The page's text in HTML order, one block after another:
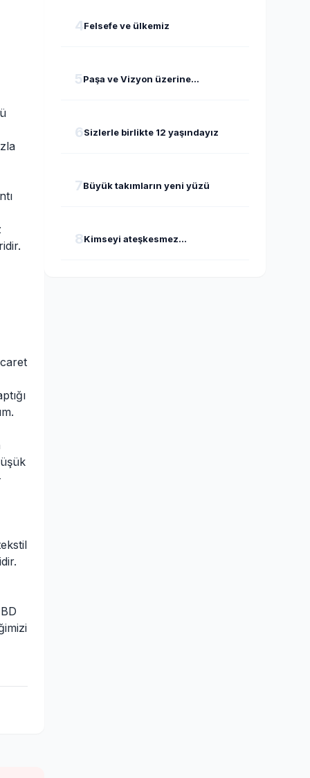
4Felsefe ve ülkemiz
5Paşa ve Vizyon üzerine...
6Sizlerle birlikte 12 yaşındayız
7Büyük takımların yeni yüzü
8Kimseyi ateşkesmez...